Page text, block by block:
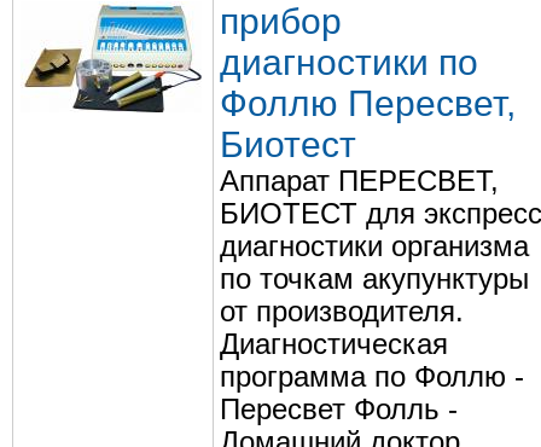
прибор
диагностики по
Фоллю Пересвет,
Биотест
Аппарат ПЕРЕСВЕТ,
БИОТЕСТ для
диагностики организма
по точкам акупунктуры
от производителя.
Диагностическая
программа по Фоллю -
Пересвет Фолль -